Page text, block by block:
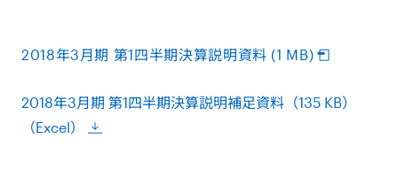
2018年3月期 第1四半期決算説明資料 (1 MB)
2018年3月期 第1四半期決算説明補足資料（135 KB）
（Excel）